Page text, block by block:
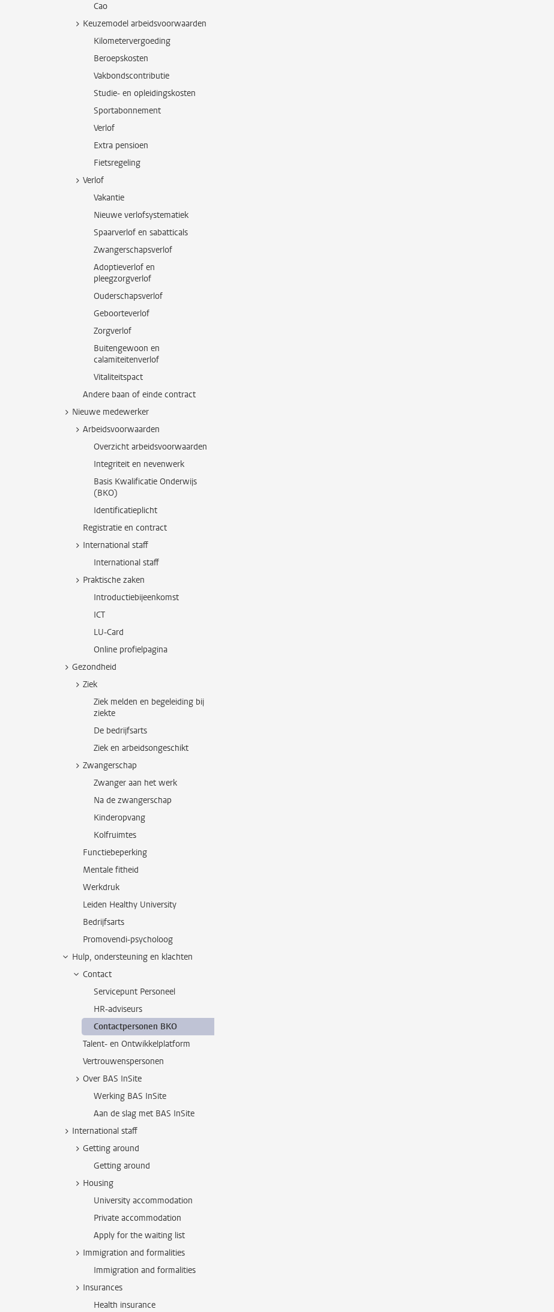
Cao
Keuzemodel arbeidsvoorwaarden
Kilometervergoeding
Beroepskosten
Vakbondscontributie
Studie- en opleidingskosten
Sportabonnement
Verlof
Extra pensioen
Fietsregeling
Verlof
Vakantie
Nieuwe verlofsystematiek
Spaarverlof en sabatticals
Zwangerschapsverlof
Adoptieverlof en
pleegzorgverlof
Ouderschapsverlof
Geboorteverlof
Zorgverlof
Buitengewoon en
calamiteitenverlof
Vitaliteitspact
Andere baan of einde contract
Nieuwe medewerker
Arbeidsvoorwaarden
Overzicht arbeidsvoorwaarden
Integriteit en nevenwerk
Basis Kwalificatie Onderwijs
(BKO)
Identificatieplicht
Registratie en contract
International staff
International staff
Praktische zaken
Introductiebijeenkomst
ICT
LU-Card
Online profielpagina
Gezondheid
Ziek
Ziek melden en begeleiding bij
ziekte
De bedrijfsarts
Ziek en arbeidsongeschikt
Zwangerschap
Zwanger aan het werk
Na de zwangerschap
Kinderopvang
Kolfruimtes
Functiebeperking
Mentale fitheid
Werkdruk
Leiden Healthy University
Bedrijfsarts
Promovendi-psycholoog
Hulp, ondersteuning en klachten
Contact
Servicepunt Personeel
HR-adviseurs
Contactpersonen BKO
Talent- en Ontwikkelplatform
Vertrouwenspersonen
Over BAS InSite
Werking BAS InSite
Aan de slag met BAS InSite
International staff
Getting around
Getting around
Housing
University accommodation
Private accommodation
Apply for the waiting list
Immigration and formalities
Immigration and formalities
Insurances
Health insurance